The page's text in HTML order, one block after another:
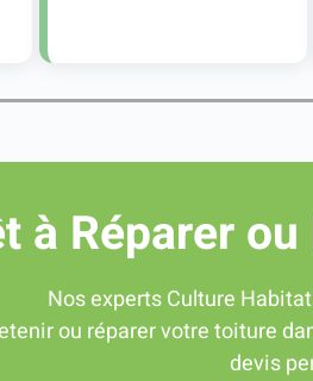
à Réparer
Nos experts Culture
ou réparer votre toiture
devis